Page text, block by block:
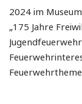
2024 im
„175 Jahre